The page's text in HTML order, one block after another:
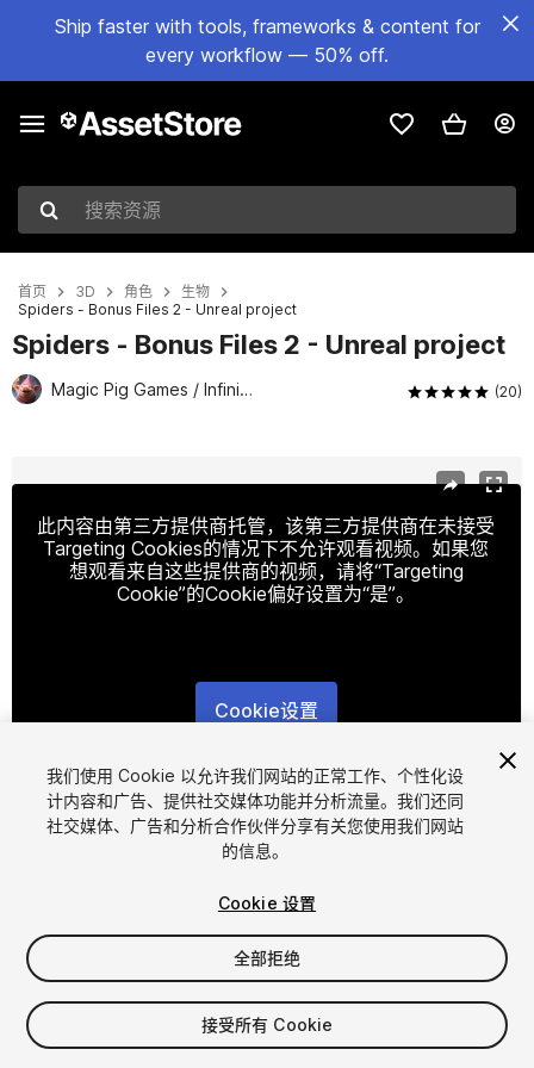
Ship faster with tools, frameworks & content for
every workflow — 50% off.
搜索资源
首页 3D 角色
生物
Spiders - Bonus Files 2 - Unreal project
Spiders - Bonus Files 2 - Unreal project
Magic Pig Games / Infinity PBR (20)
此内容由第三方提供商托管，该第三方提供商在未接受
Targeting Cookies的情况下不允许观看视频。如果您
想观看来自这些提供商的视频，请将“Targeting
Cookie”的Cookie偏好设置为“是”。
Cookie设置
1/2
$75
增值税将在结算时计算
我们使用 Cookie 以允许我们网站的正常工作、个性化设
计内容和广告、提供社交媒体功能并分析流量。我们还同
社交媒体、广告和分析合作伙伴分享有关您使用我们网站
的信息。
Cookie 设置
全部拒绝
接受所有 Cookie